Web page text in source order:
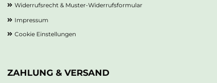
Widerrufsrecht & Muster-Widerrufsformular
Impressum
Cookie Einstellungen
ZAHLUNG & VERSAND